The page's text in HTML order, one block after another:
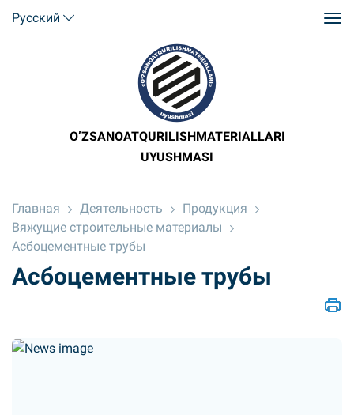
Русский
O’ZSANOATQURILISHMATERIALLARI
UYUSHMASI
Главная Деятельность
Продукция
Вяжущие строительные материалы
Асбоцементные трубы
Асбоцементные трубы